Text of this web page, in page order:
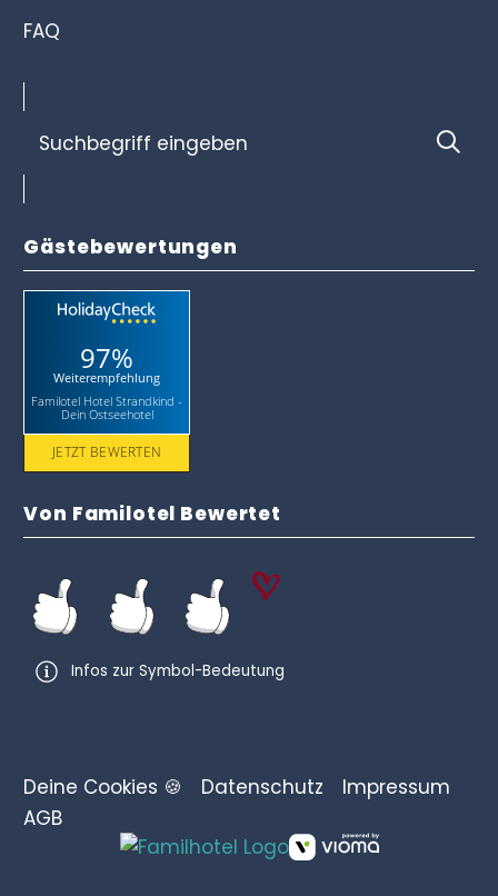
FAQ
eingeben
Gästebewertungen
97%
Weiterempfehlung
Familotel Hotel Strandkind -
Dein Ostseehotel
JETZT BEWERTEN
Von Familotel Bewertet
Infos zur Symbol-Bedeutung
Deine Cookies 🍪 Datenschutz
Impressum
AGB